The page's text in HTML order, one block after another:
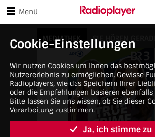
Cookie-Einstellungen
Wir nutzen Cookies um Ihnen das
Nutzererlebnis zu ermöglichen. Gewisse
Radioplayers, wie das Speichern Ihrer
oder die Empfehlungen basieren ebenfalls
Bitte lassen Sie uns wissen, ob Sie dieser
Verarbeitung zustimmen.
Ja, ich stimme zu
Zum Hauptinhalt springen
Player-Steuerungen springen
Menü
Bayern 3 True Crime
MEDIATHEK SIE HÖREN GERADE:
4:01 AM • Thu, April 30, 2026